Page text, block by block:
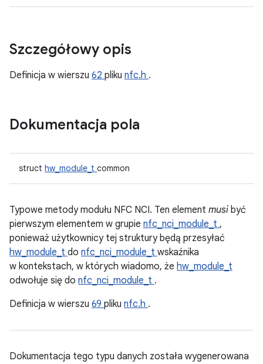
Szczegółowy opis
Definicja w wierszu 62 pliku nfc.h .
Dokumentacja pola
struct hw_module_t common
Typowe metody modułu NFC NCI. Ten element musi być
pierwszym elementem w grupie nfc_nci_module_t ,
ponieważ użytkownicy tej struktury będą przesyłać
hw_module_t do nfc_nci_module_t wskaźnika
w kontekstach, w których wiadomo, że hw_module_t
odwołuje się do nfc_nci_module_t .
Definicja w wierszu 69 pliku nfc.h .
Dokumentacja tego typu danych została wygenerowana